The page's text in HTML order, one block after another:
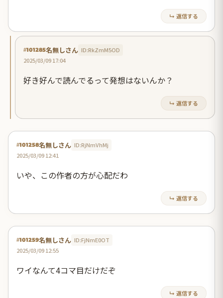
↳ 返信する
#101285名無しさん ID:RkZmM5OD
2025/03/09 17:04
好き好んで読んでるって発想はないんか？
↳ 返信する
#101258名無しさん ID:RjNmVhMj
2025/03/09 12:41
いや、この作者の方が心配だわ
↳ 返信する
#101259名無しさん ID:FjNmE0OT
2025/03/09 12:55
ワイなんて4コマ目だけだぞ
↳ 返信する